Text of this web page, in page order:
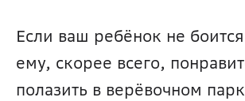
Если ваш ребёнок не
ему, скорее всего,
полазить в верёвочном